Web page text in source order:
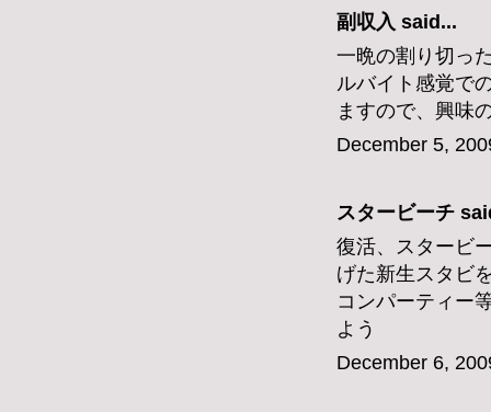
副収入 said...
一晩の割り切っ
ルバイト感覚で
ますので、興味
December 5,
スタービーチ
復活、スタービ
げた新生スタビ
コンパーティー
よう
December 6,